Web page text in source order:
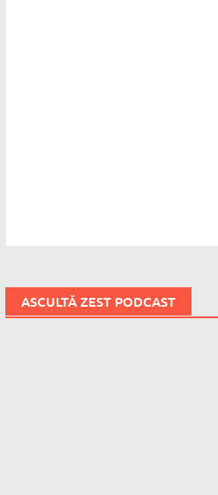
ASCULTĂ ZEST PODCAST